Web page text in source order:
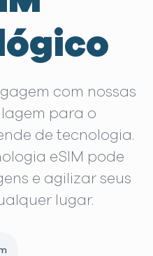
com nossas
para o
de tecnologia.
eSIM pode
e agilizar seus
lugar.